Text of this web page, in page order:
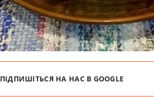
ПІДПИШІТЬСЯ НА НАС В GOOGLE